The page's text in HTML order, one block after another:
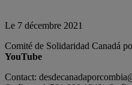
Le 7 décembre 2021
Comité de Solidaridad Canadá
YouTube
Contact: